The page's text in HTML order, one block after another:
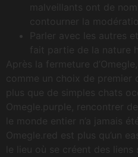
malveillants ont de
contourner la
Parler avec les autres
fait partie de la nature
Après la fermeture
comme un choix de premier
plus que de simples chats
Omegle.purple, rencontrer
le monde entier n’a jamais
Omegle.red est plus qu’un
le lieu où se créent des